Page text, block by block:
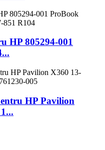
HP 805294-001
HP Pavilion